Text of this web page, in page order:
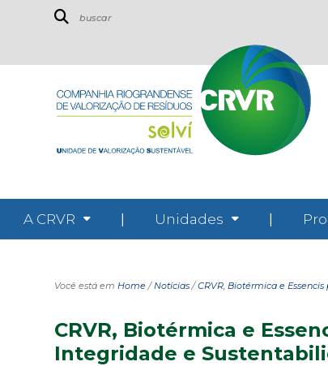
A CRVR Unidades
Você está emHome/Notícias/CRVR, Biotérmica e
CRVR, Biotérmica e
Integridade e